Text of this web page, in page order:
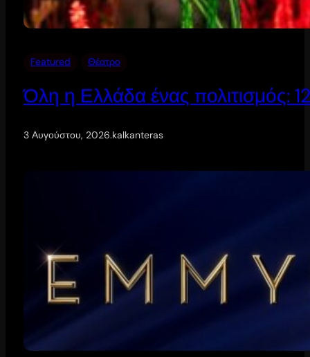
Featured Θέατρο
Όλη η Ελλάδα ένας πολιτισμός:
3 Αυγούστου, 2026.kalkanteras